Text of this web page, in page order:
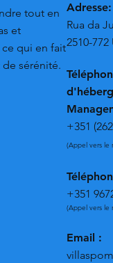
tout en
et
ce qui en fait
sérénité.
Adresse:
Rua da
2510-
+351
(Appel vers le
+351
(Appel vers le
Email :